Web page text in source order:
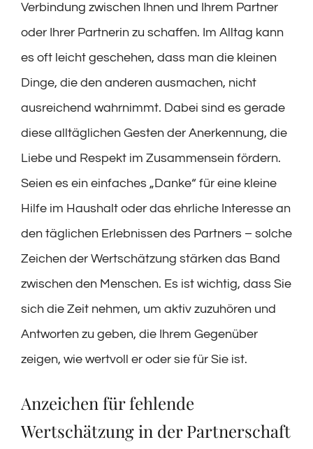
Verbindung zwischen Ihnen und Ihrem Partner
oder Ihrer Partnerin zu schaffen. Im Alltag kann
es oft leicht geschehen, dass man die kleinen
Dinge, die den anderen ausmachen, nicht
ausreichend wahrnimmt. Dabei sind es gerade
diese alltäglichen Gesten der Anerkennung, die
Liebe und Respekt im Zusammensein fördern.
Seien es ein einfaches „Danke“ für eine kleine
Hilfe im Haushalt oder das ehrliche Interesse an
den täglichen Erlebnissen des Partners – solche
Zeichen der Wertschätzung stärken das Band
zwischen den Menschen. Es ist wichtig, dass Sie
sich die Zeit nehmen, um aktiv zuzuhören und
Antworten zu geben, die Ihrem Gegenüber
zeigen, wie wertvoll er oder sie für Sie ist.
Anzeichen für fehlende
Wertschätzung in der Partnerschaft